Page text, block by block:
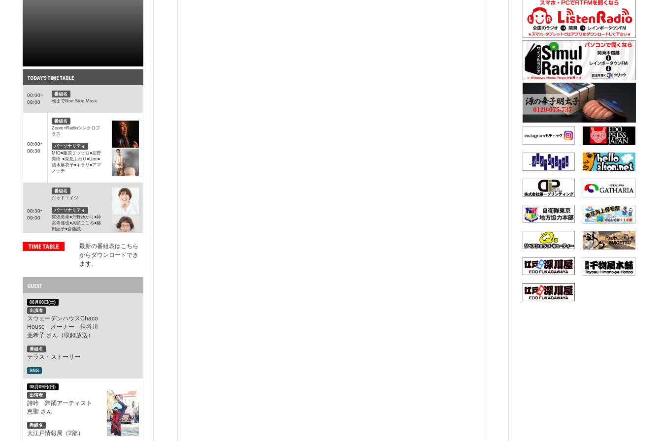
00:00~
08:00
番組名
朝までNon Stop Music
08:00~
08:30
番組名
Zoom×Radioシンクロプ
ラス
パーソナリティ
MIO●藤原ミツヒロ●友野
秀樹 ●深見ふわり●Umi●
清水麻衣子●キラリ●アマ
ノッチ
08:30~
09:00
番組名
グッドエイジ
パーソナリティ
尾添美幸●丹野ゆかり●神
宮寺達也●兵頭こころ●藤
田紘子●斎藤誠
09:00~
10:00
TOKYO MORE＋
スポンサー
宅配買取りDrop
大栄カントリー倶楽部
10:00~
11:00
番組名
Colorful style Lab
慶子●山本昌義●白河理子
株式会社LIVLA
11:00~
12:00
番組名
櫻
最新の番組表はこちら
からダウンロードでき
ます。
08月08日(土)
出演者
スウェーデンハウスChaco
House オーナー 長谷川
亜希子 さん（収録放送）
番組名
テラス・ストーリー
SNS
08月09日(日)
出演者
詩吟 舞踊アーティスト
恵聖 さん
番組名
大江戸情報局（2部）